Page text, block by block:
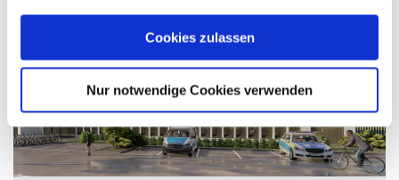
zeigen" beschrieben werden. Sie können Ihre Einwilligung
jederzeit anpassen oder widerrufen. Damit Sie alle Inhalte
wie z.B. News sehen können, wählen Sie bitte „Cookies
Cookies zulassen
Nur notwendige Cookies verwenden